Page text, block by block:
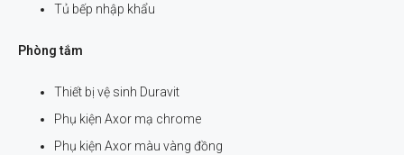
Tủ bếp nhập khẩu
Phòng tắm
Thiết bị vệ sinh Duravit
Phụ kiện Axor mạ chrome
Phụ kiện Axor màu vàng đồng